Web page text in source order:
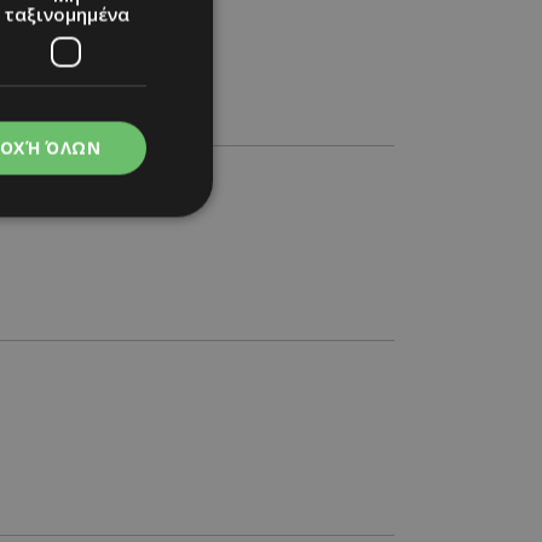
ταξινομημένα
ΌΛΩΝ